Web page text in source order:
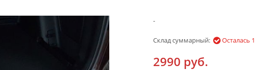
-
Склад суммарный: Осталась
2990 руб.